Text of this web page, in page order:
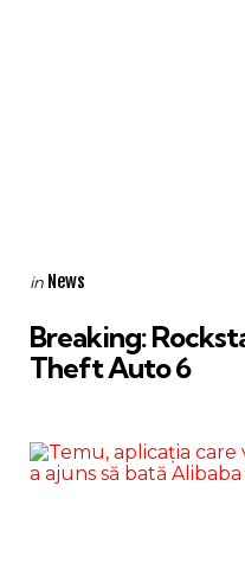
Categories
Posted
in News
Breaking:
Theft Auto 6